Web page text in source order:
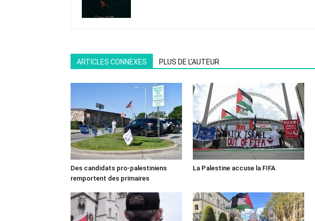
ARTICLES CONNEXES PLUS DE L'AUTEUR
Des candidats pro-palestiniens
remportent des primaires
La Palestine accuse la FIFA